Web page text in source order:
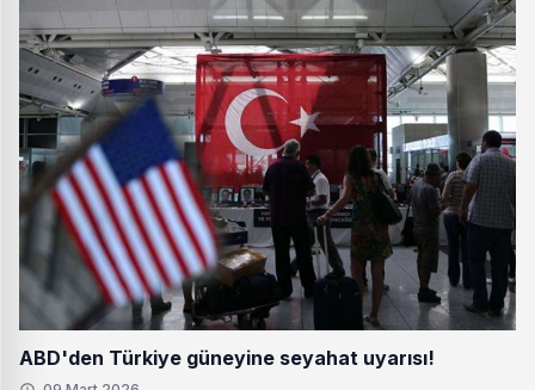
ABD'den Türkiye güneyine seyahat uyarısı!